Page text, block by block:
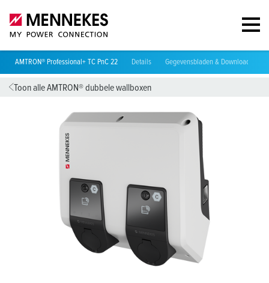
AMTRON® Professional+ TC PnC 22 Details Gegevensbladen & Downloads
Toon alle AMTRON® dubbele wallboxen